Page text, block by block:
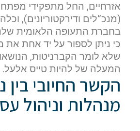
אזרחיים, החל מתפקידי
(מנכ”לים ודירקטוריונים),
בחברת התעופה הלאומית
כי ניתן לספור על יד אחת את
שלא לומר הקברניטות,
המעלה של להיות טייס אלעל.
הקשר החיובי בין
מנהלות וניהול